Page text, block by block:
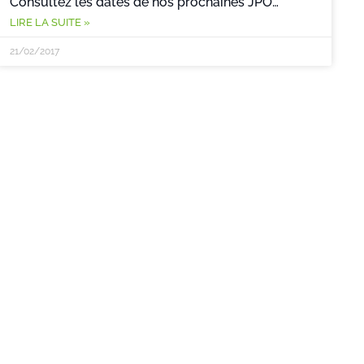
LIRE LA SUITE »
21/02/2017